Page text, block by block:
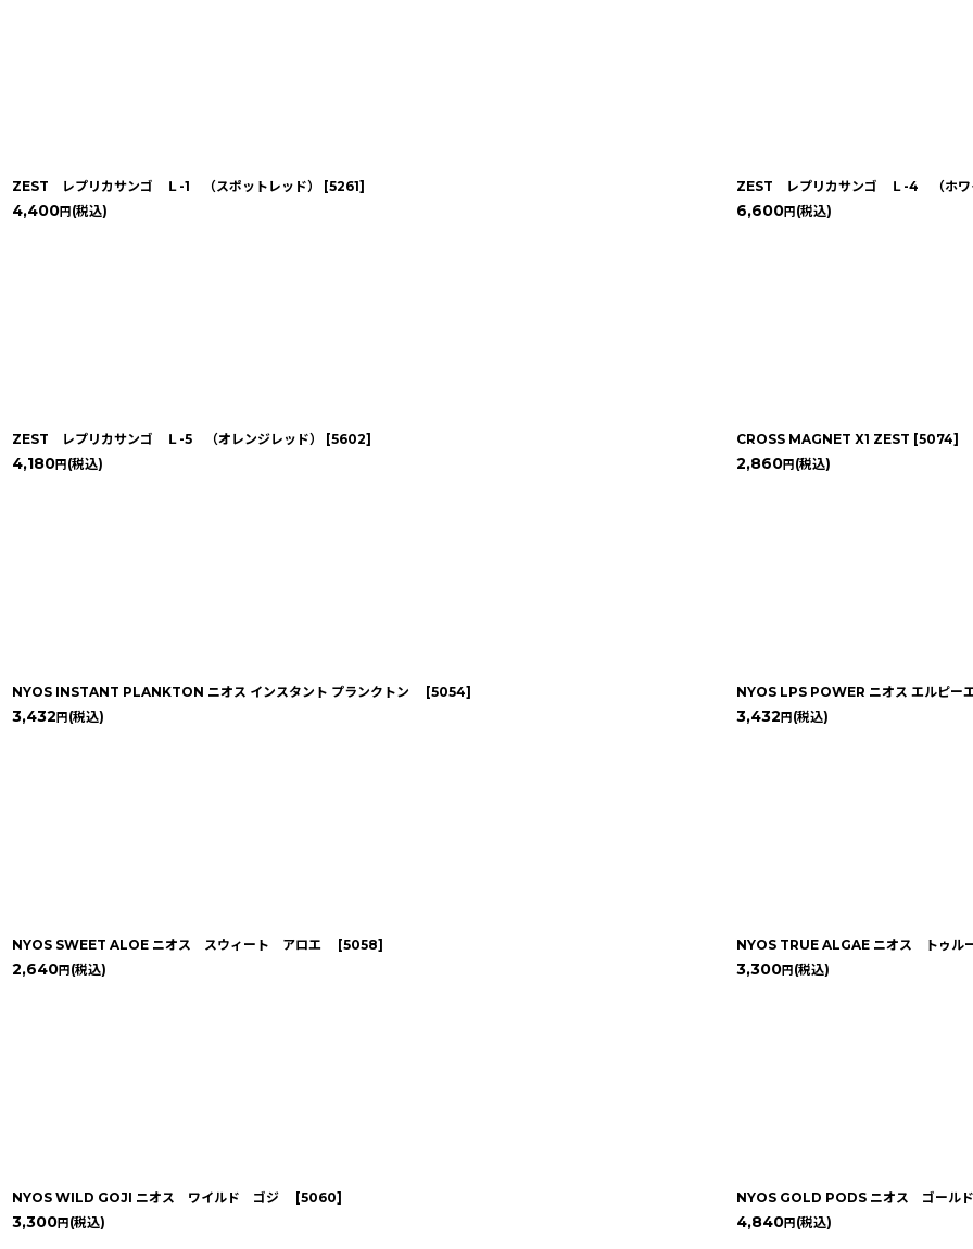
ZEST レプリカサンゴ Ｌ-1 （スポットレッド） [5261]
4,400円 (税込)
ZEST レプリカサンゴ Ｌ-4 （ホワ
6,600円 (税込)
ZEST レプリカサンゴ Ｌ-5 （オレンジレッド） [5602]
4,180円 (税込)
CROSS MAGNET X1 ZEST [5074]
2,860円 (税込)
NYOS INSTANT PLANKTON ニオス インスタント プランクトン [5054]
3,432 円 (税込)
NYOS LPS POWER ニオス エルピー
3,432 円 (税込)
NYOS SWEET ALOE ニオス スウィート アロエ [5058]
2,640円 (税込)
NYOS TRUE ALGAE ニオス トゥ
3,300円 (税込)
NYOS WILD GOJI ニオス ワイルド ゴジ [5060]
3,300円 (税込)
NYOS GOLD PODS ニオス ゴール
4,840円 (税込)